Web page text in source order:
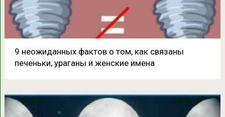
9 неожиданных фактов о том, как связаны
печеньки, ураганы и женские имена